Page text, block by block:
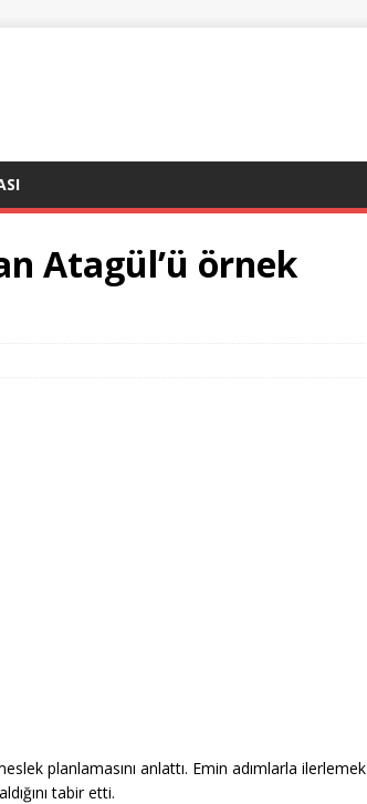
Atagül’ü örnek
planlamasını anlattı. Emin adımlarla ilerlemek
tabir etti.